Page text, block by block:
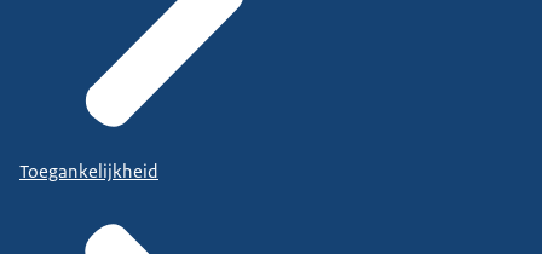
Toegankelijkheid